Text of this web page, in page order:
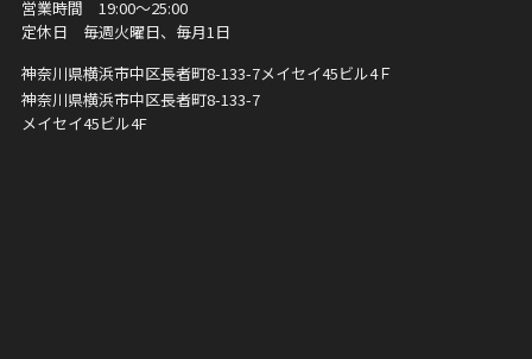
営業時間 19:00～25:00
定休日 毎週火曜日、毎月1日
神奈川県横浜市中区長者町8-133-7メイセイ45ビル4Ｆ
神奈川県横浜市中区長者町8-133-7
メイセイ45ビル4F